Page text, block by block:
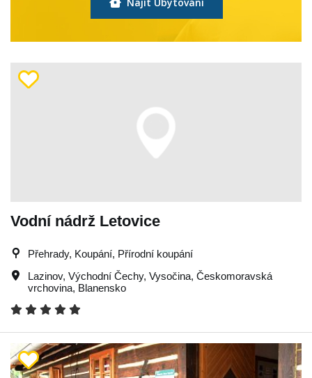
Vodní nádrž Letovice
Přehrady, Koupání, Přírodní koupání
Lazinov, Východní Čechy, Vysočina, Českomoravská
vrchovina, Blanensko